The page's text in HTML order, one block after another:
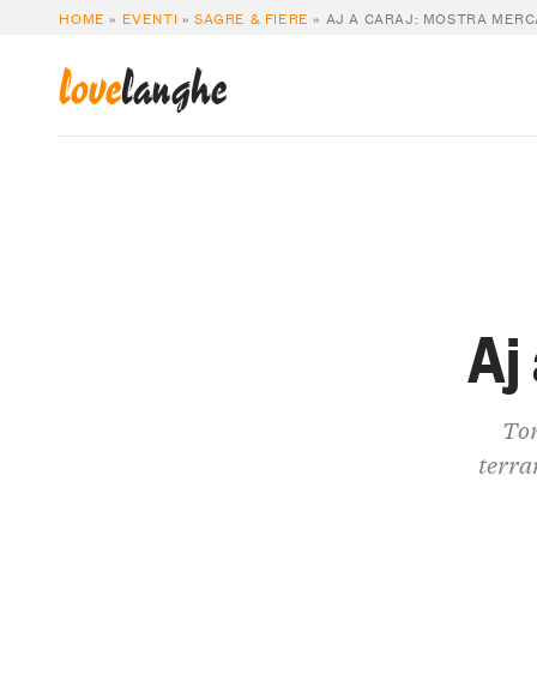
HOME » EVENTI »SAGRE & FIERE » AJ A CARAJ: MOSTRA
lovelanghe
Aj